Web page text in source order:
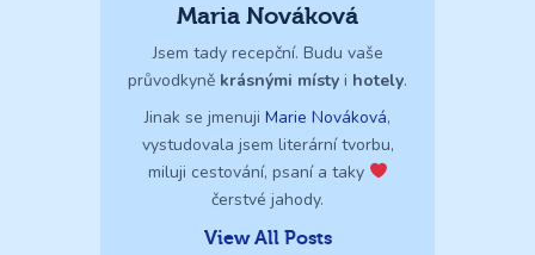
Maria Nováková
Jsem tady recepční. Budu vaše
průvodkyně krásnými místy i hotely.
Jinak se jmenuji Marie Nováková,
vystudovala jsem literární tvorbu,
miluji cestování, psaní a taky
čerstvé jahody.
View All Posts